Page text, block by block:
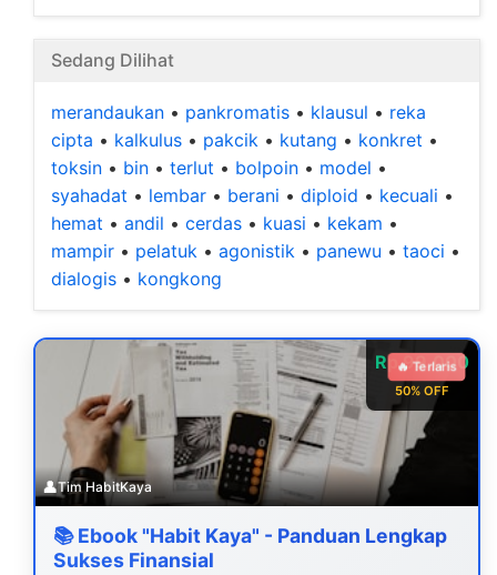
Sedang Dilihat
merandaukan • pankromatis • klausul • reka
cipta • kalkulus • pakcik • kutang • konkret •
toksin • bin • terlut • bolpoin • model •
syahadat • lembar • berani • diploid • kecuali •
hemat • andil • cerdas • kuasi • kekam •
mampir • pelatuk • agonistik • panewu • taoci •
dialogis • kongkong
Rp 99.000
50% OFF
🔥 Terlaris
👤Tim HabitKaya
📚 Ebook "Habit Kaya" - Panduan Lengkap
Sukses Finansial